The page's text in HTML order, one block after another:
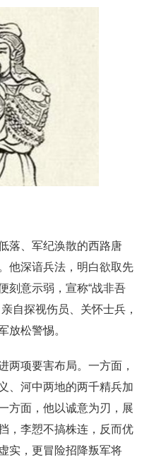
落、军纪涣散的西路唐
他深谙兵法，明白欲取先
刻意示弱，宣称“战非吾
自探视伤员、关怀士兵，
放松警惕。
两项要害布局。一方面，
、河中两地的两千精兵加
方面，他以诚意为刃，展
，李愬不搞株连，反而优
实，更冒险招降叛军将